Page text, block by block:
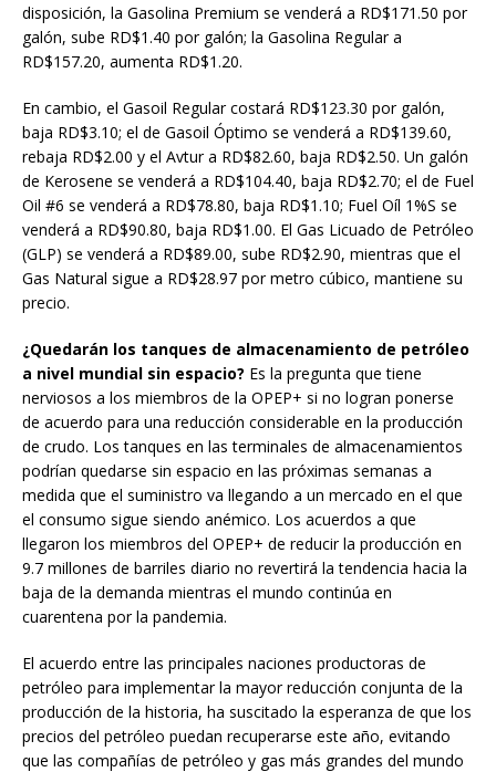
disposición, la Gasolina Premium se venderá a RD$171.50 por
galón, sube RD$1.40 por galón; la Gasolina Regular a
RD$157.20, aumenta RD$1.20.
En cambio, el Gasoil Regular costará RD$123.30 por galón,
baja RD$3.10; el de Gasoil Óptimo se venderá a RD$139.60,
rebaja RD$2.00 y el Avtur a RD$82.60, baja RD$2.50. Un galón
de Kerosene se venderá a RD$104.40, baja RD$2.70; el de Fuel
Oil #6 se venderá a RD$78.80, baja RD$1.10; Fuel Oíl 1%S se
venderá a RD$90.80, baja RD$1.00. El Gas Licuado de Petróleo
(GLP) se venderá a RD$89.00, sube RD$2.90, mientras que el
Gas Natural sigue a RD$28.97 por metro cúbico, mantiene su
precio.
¿Quedarán los tanques de almacenamiento de petróleo
a nivel mundial sin espacio? Es la pregunta que tiene
nerviosos a los miembros de la OPEP+ si no logran ponerse
de acuerdo para una reducción considerable en la producción
de crudo. Los tanques en las terminales de almacenamientos
podrían quedarse sin espacio en las próximas semanas a
medida que el suministro va llegando a un mercado en el que
el consumo sigue siendo anémico. Los acuerdos a que
llegaron los miembros del OPEP+ de reducir la producción en
9.7 millones de barriles diario no revertirá la tendencia hacia la
baja de la demanda mientras el mundo continúa en
cuarentena por la pandemia.
El acuerdo entre las principales naciones productoras de
petróleo para implementar la mayor reducción conjunta de la
producción de la historia, ha suscitado la esperanza de que los
precios del petróleo puedan recuperarse este año, evitando
que las compañías de petróleo y gas más grandes del mundo